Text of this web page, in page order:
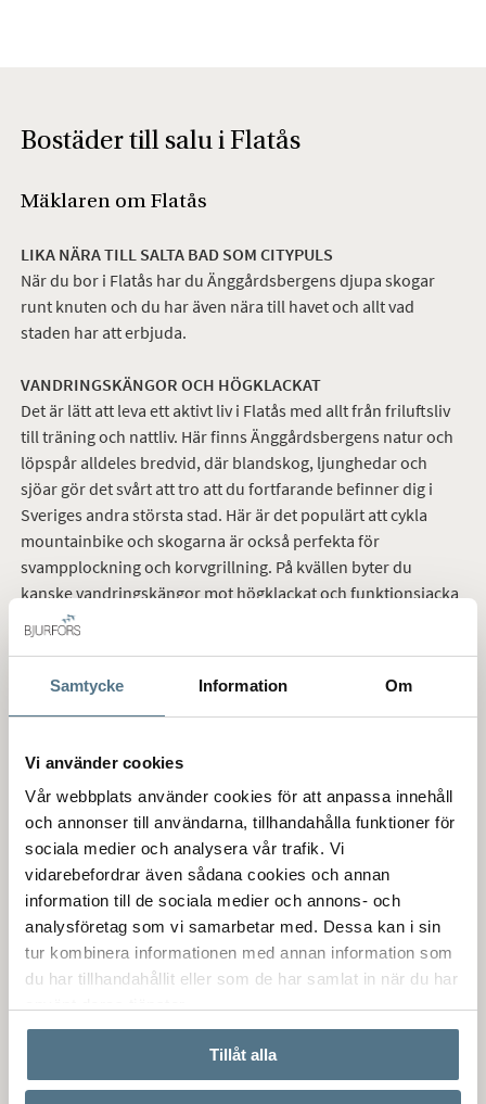
Samtycke Information Om
Vi använder cookies
Vår webbplats använder cookies för att anpassa innehåll
och annonser till användarna, tillhandahålla funktioner för
sociala medier och analysera vår trafik. Vi
vidarebefordrar även sådana cookies och annan
information till de sociala medier och annons- och
analysföretag som vi samarbetar med. Dessa kan i sin
tur kombinera informationen med annan information som
du har tillhandahållit eller som de har samlat in när du har
Tillåt alla
Bostäder till salu i Flatås
Mäklaren om Flatås
LIKA NÄRA TILL SALTA BAD SOM CITYPULS
När du bor i Flatås har du Änggårdsbergens djupa skogar
runt knuten och du har även nära till havet och allt vad
staden har att erbjuda.
VANDRINGSKÄNGOR OCH HÖGKLACKAT
Det är lätt att leva ett aktivt liv i Flatås med allt från friluftsliv
till träning och nattliv. Här finns Änggårdsbergens natur och
löpspår alldeles bredvid, där blandskog, ljunghedar och
sjöar gör det svårt att tro att du fortfarande befinner dig i
Sveriges andra största stad. Här är detpopulärt att cykla
mountainbike och skogarna är också perfekta för
svampplockning och korvgrillning. På kvällen byter du
kanske vandringskängor mot högklackat och funktionsjacka
mot finskjorta
om en middag övergår i dans.
mellan Högsbo och Västra Frölunda.Många av gatornahar
måttrelaterade namn som Sjömilsgatan, Tvärhandsgatan och
Svängrumsgatan. När vi ändå pratar mått så är det
bådestadochbad.Många av områdets flerfamiljshus
byggdes på 60-talet och det finns gott om lamellhus på tre
och fyra våningar.De senaste åren har det också vuxit fram
attraktiva nyproduktioner och en ny park. Du tar dig smidigt
in till centrala Göteborg, eller till Frölunda torgtar det bara 5
minutermed cykel eller spårvagn.
Med cykelnär detocksåsmidigt att ta sig ut till kobbar, skär